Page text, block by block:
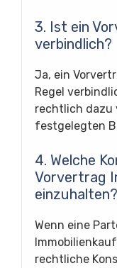
3. Ist ein
verbindlich?
Ja, ein
Regel
rechtlich dazu
festgelegten
4. Welche
Vorvertrag
einzuhalten?
Wenn eine
rechtliche